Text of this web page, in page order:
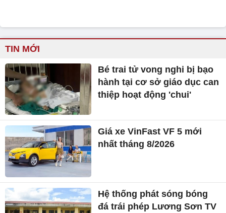
TIN MỚI
Bé trai tử vong nghi bị bạo
hành tại cơ sở giáo dục can
thiệp hoạt động 'chui'
Giá xe VinFast VF 5 mới
nhất tháng 8/2026
Hệ thống phát sóng bóng
đá trái phép Lương Sơn TV